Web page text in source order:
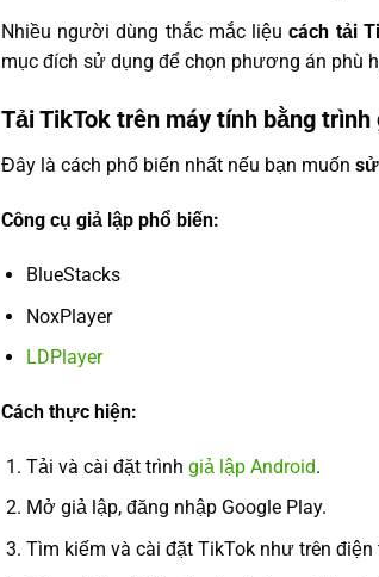
Nhiều người dùng thắc mắc liệucách tải
mục đích sử dụng để chọn phương án phù
Tải TikTok trên máy tính bằng trình
Đây là cách phổ biến nhất nếu bạn muốn
Công cụ giả lập phổ biến:
BlueStacks
NoxPlayer
LDPlayer
Cách thực hiện:
Tải và cài đặt trình giả lập Android.
Mở giả lập, đăng nhập Google Play.
Tìm kiếm và cài đặt TikTok như trên điện